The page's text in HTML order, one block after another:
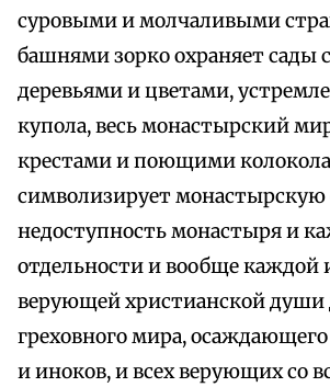
суровыми и молчаливыми
башнями зорко охраняет сады
деревьями и цветами,
купола, весь монастырский
крестами и поющими
символизирует монастырскую
недоступность монастыря и
отдельности и вообще каждой
верующей христианской души
греховного мира,
и иноков, и всех верующих со